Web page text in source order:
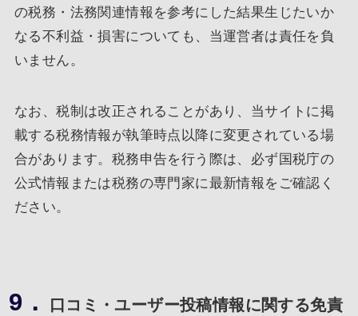
の税務・法務関連情報を参考にした結果生じたいか
なる不利益・損害についても、当運営者は責任を負
いません。
なお、税制は改正されることがあり、当サイトに掲
載する税務情報が執筆時点以降に変更されている場
合があります。税務申告を行う際は、必ず国税庁の
公式情報または税務の専門家に最新情報をご確認く
ださい。
9． 口コミ・ユーザー投稿情報に関する免責